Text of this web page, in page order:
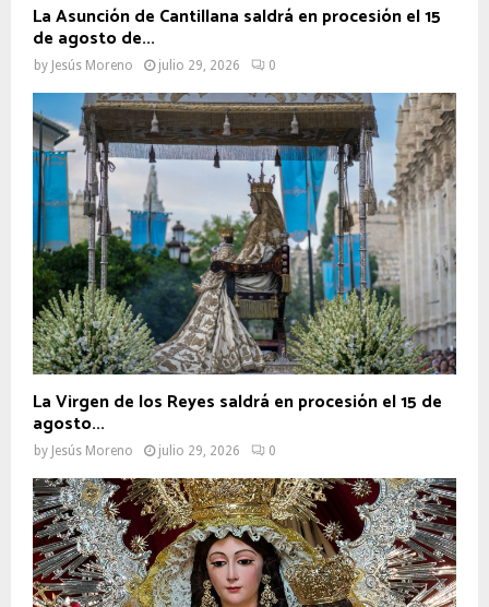
La Asunción de Cantillana saldrá en procesión el 15
de agosto de...
by Jesús Moreno julio 29, 2026 0
La Virgen de los Reyes saldrá en procesión el 15 de
agosto...
by Jesús Moreno julio 29, 2026 0